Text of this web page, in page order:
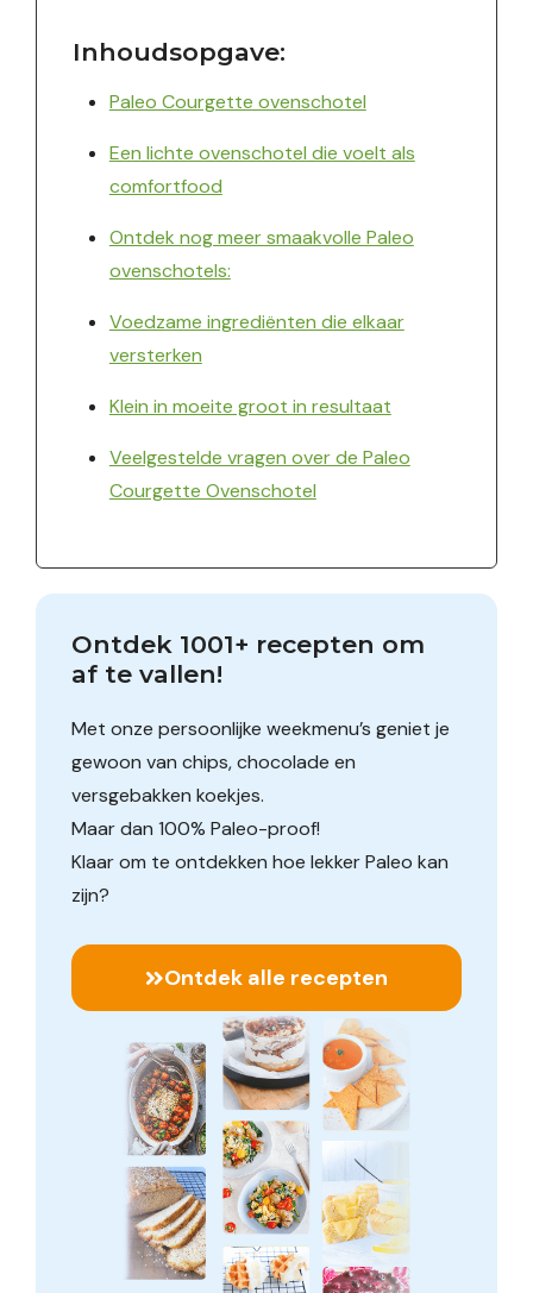
Inhoudsopgave:
Paleo Courgette ovenschotel
Een lichte ovenschotel die voelt als
comfortfood
Ontdek nog meer smaakvolle Paleo
ovenschotels:
Voedzame ingrediënten die elkaar
versterken
Klein in moeite groot in resultaat
Veelgestelde vragen over de Paleo
Courgette Ovenschotel
Ontdek 1001+ recepten om
af te vallen!
Met onze persoonlijke weekmenu’s geniet je
gewoon van chips, chocolade en
versgebakken koekjes.
Maar dan 100% Paleo-proof!
Klaar om te ontdekken hoe lekker Paleo kan
zijn?
Ontdek alle recepten